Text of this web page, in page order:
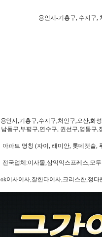
용인시-기흥구, 수지구,
용인시,기흥구,수지구,처인구,오산,화
남동구,부평구,연수구, 권선구,영통구
아파트 명칭 (자이, 래미안, 롯데캣슬,
전국업체:이사몰,삼익익스프레스,모
ok이사이사,잘한다이사,크리스챤,정다